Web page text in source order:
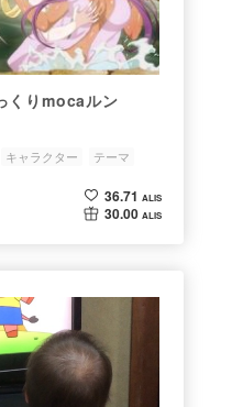
りmocaルン
キャラクター テーマ
36.71 ALIS
30.00 ALIS